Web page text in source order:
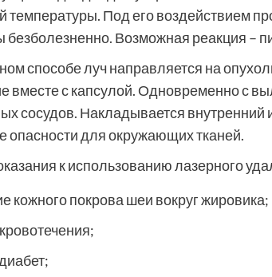
температуры. Под его воздействием
безболезненно. Возможная реакция –
способе луч направляется на
вместе с капсулой. Одновременно с
сосудов. Накладывается внутренний
опасности для окружающих тканей.
к использованию лазерного
кожного покрова шеи вокруг жировика;